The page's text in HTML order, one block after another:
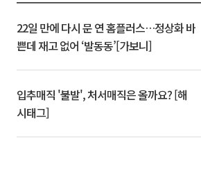
22일 만에 다시 문 연 홈플러스…정상화 바
쁜데 재고 없어 ‘발동동’[가보니]
입추매직 '불발', 처서매직은 올까요? [해
시태그]